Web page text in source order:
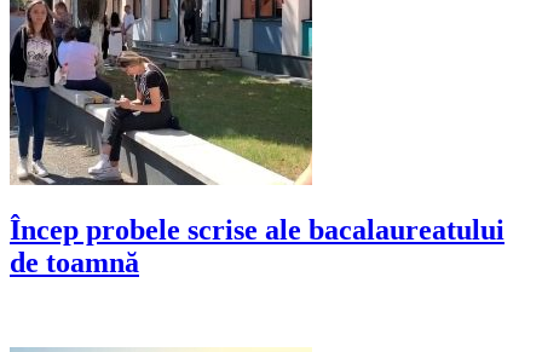
Încep probele scrise ale bacalaureatului
de toamnă